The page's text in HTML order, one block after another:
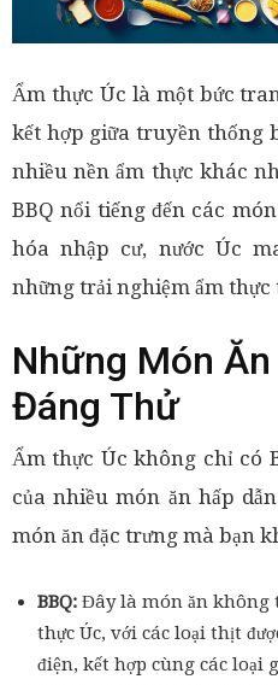
Ẩm thực Úc là một bức
kết hợp giữa truyền thống
nhiều nền ẩm thực khác
BBQ nổi tiếng đến các
hóa nhập cư, nước Úc
những trải nghiệm ẩm thực
Những Món
Đáng Thử
Ẩm thực Úc không chỉ có
của nhiều món ăn hấp
món ăn đặc trưng mà bạn
BBQ: Đây là món ăn không
thực Úc, với các loại thịt
điện, kết hợp cùng các loại